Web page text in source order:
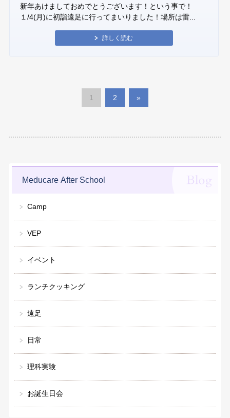
新年あけましておめでとうございます！という事で！
１/4(月)に初詣遠足に行ってまいりました！場所は雷...
詳しく読む
1 2 »
Meducare After School
Camp
VEP
イベント
ランチクッキング
遠足
日常
理科実験
お誕生日会